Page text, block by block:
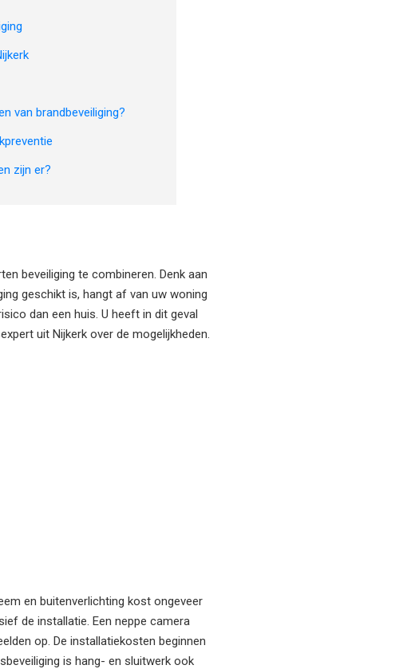
van brandbeveiliging?
zijn er?
beveiliging te combineren. Denk aan
geschikt is, hangt af van uw woning
dan een huis. U heeft in dit geval
uit Nijkerk over de mogelijkheden.
en buitenverlichting kost ongeveer
de installatie. Een neppe camera
op. De installatiekosten beginnen
is hang- en sluitwerk ook